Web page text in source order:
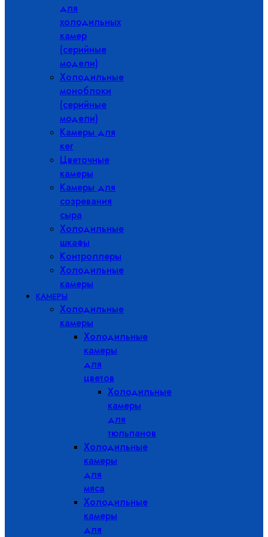
для
холодильных
камер
(серийные
модели)
Холодильные
моноблоки
(серийные
модели)
Камеры для
кег
Цветочные
камеры
Камеры для
созревания
сыра
Холодильные
шкафы
Контроллеры
Холодильные
камеры
КАМЕРЫ
Холодильные
камеры
Холодильные
камеры
для
цветов
Холодильные
камеры
для
тюльпанов
Холодильные
камеры
для
мяса
Холодильные
камеры
для